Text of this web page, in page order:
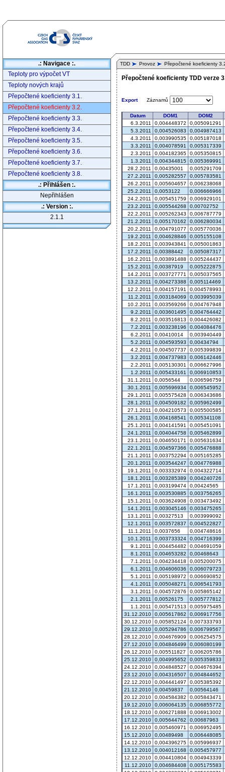
.: Navigace :.
Teploty pro výpočet VT
Teploty nových krajů
Přepočtené koeficienty 3.1.
Přepočtené koeficienty 3.2.
Přepočtené koeficienty 3.3.
Přepočtené koeficienty 3.4.
Přepočtené koeficienty 3.5.
Přepočtené koeficienty 3.6.
Přepočtené koeficienty 3.7.
Přepočtené koeficienty 3.8.
.: Přihlášen :.
Nepřihlášen
.: Version :.
2.1.1
TDD Provoz Přepočtené koeficienty
Přepočtené koeficienty TDD verze
Export Záznamů